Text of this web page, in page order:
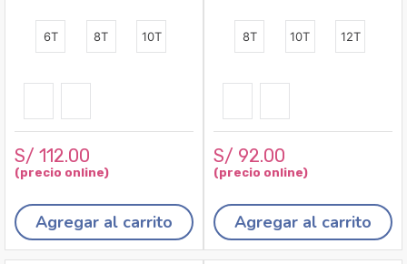
6T 8T 10T
S/ 112.00
Agregar al carrito
8T 10T 12T
S/ 92.00
Agregar al carrito